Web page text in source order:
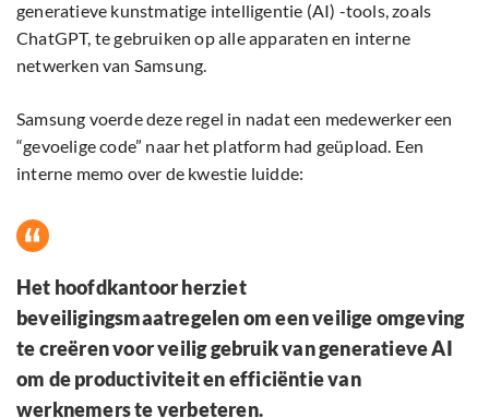
generatieve kunstmatige intelligentie (AI) -tools, zoals
ChatGPT, te gebruiken op alle apparaten en interne
netwerken van Samsung.
Samsung voerde deze regel in nadat een medewerker een
“gevoelige code” naar het platform had geüpload. Een
interne memo over de kwestie luidde:
Het hoofdkantoor herziet
beveiligingsmaatregelen om een veilige omgeving
te creëren voor veilig gebruik van generatieve AI
om de productiviteit en efficiëntie van
werknemers te verbeteren.